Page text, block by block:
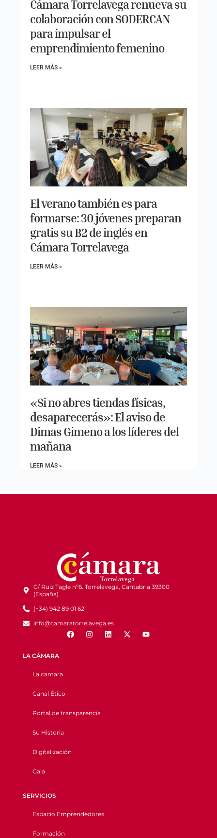
Cámara Torrelavega renueva su
colaboración con SODERCAN
para impulsar el
emprendimiento femenino
LEER MÁS »
El verano también es para
formarse: 30 jóvenes preparan
gratis su B2 de inglés en
Cámara Torrelavega
LEER MÁS »
«Si no abres tiendas físicas,
desaparecerás»: El aviso de
Dimas Gimeno a los líderes del
mañana
LEER MÁS »
C/ Ruiz Tagle nº6. Torrelavega, Cantabria 39300
(España)
(+34) 942 89 01 62
info@camaratorrelavega.es
LA CÁMARA
La camara
Canal Ético
Portal de transparencia
Su Historia
Digitalización
Gala
SERVICIOS
Espacio Emprendedores
Formación